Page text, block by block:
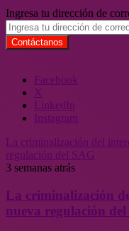
Ingresa tu dirección de
Facebook
X
LinkedIn
Instagram
La criminalización del
regulación del SAG
3 semanas atrás
La criminalización
nueva regulación del